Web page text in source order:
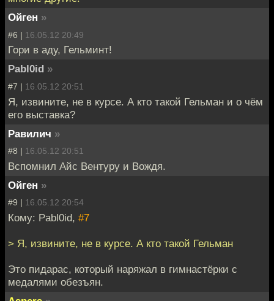
Ойген »
#6 | 16.05.12 20:49
Гори в аду, Гельминт!
Pabl0id »
#7 | 16.05.12 20:51
Я, извините, не в курсе. А кто такой Гельман и о чём
его выставка?
Равилич »
#8 | 16.05.12 20:51
Вспомнил Айс Вентуру и Вождя.
Ойген »
#9 | 16.05.12 20:54
Кому: Pabl0id, #7
> Я, извините, не в курсе. А кто такой Гельман
Это пидарас, который наряжал в гимнастёрки с
медалями обезъян.